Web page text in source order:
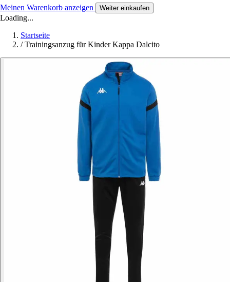
Meinen Warenkorb anzeigen Weiter einkaufen
Loading...
Startseite
/ Trainingsanzug für Kinder Kappa Dalcito